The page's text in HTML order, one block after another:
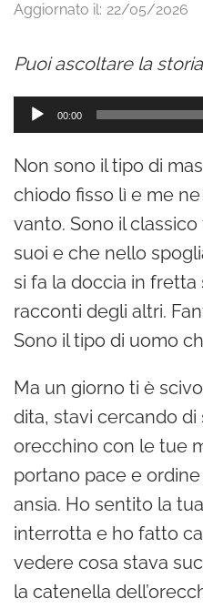
Aggiornato il: 22/05/2026
Puoi ascoltare la
u
d
i
o
P
l
a
y
r
00:00
Non sono il tipo di
chiodo fisso lì e me
vanto. Sono il
suoi e che nello
si fa la doccia in fretta
racconti degli altri.
Sono il tipo di uomo
Ma un giorno ti è
dita, stavi cercando di
orecchino con le tue
portano pace e
ansia. Ho sentito la
interrotta e ho fatto
vedere cosa stava
la catenella